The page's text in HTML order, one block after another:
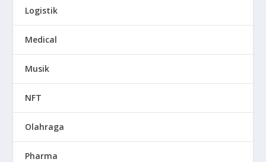
Logistik
Medical
Musik
NFT
Olahraga
Pharma